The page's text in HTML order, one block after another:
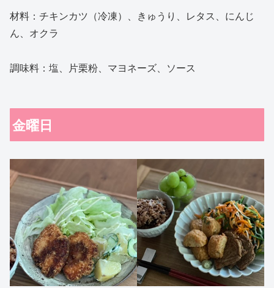
材料：チキンカツ（冷凍）、きゅうり、レタス、にんじ
ん、オクラ
調味料：塩、片栗粉、マヨネーズ、ソース
金曜日